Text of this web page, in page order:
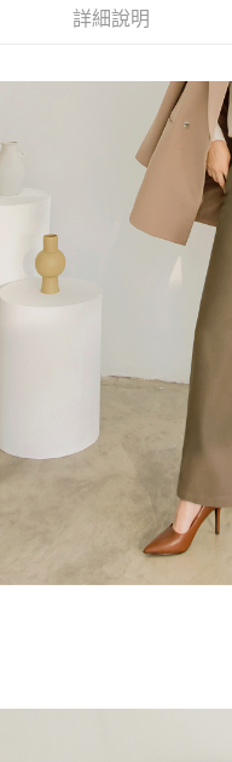
詳細說明